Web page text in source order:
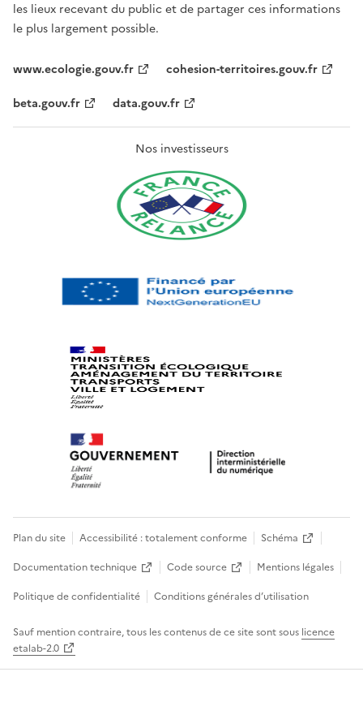
les lieux recevant du public et de partager ces informations
le plus largement possible.
www.ecologie.gouv.fr
cohesion-territoires.gouv.fr
beta.gouv.fr
data.gouv.fr
Nos investisseurs
Plan du site Accessibilité : totalement conforme
Schéma
Documentation technique
Code source
Mentions légales
Politique de confidentialité
Conditions générales d’utilisation
Sauf mention contraire, tous les contenus de ce site sont sous licence
etalab-2.0